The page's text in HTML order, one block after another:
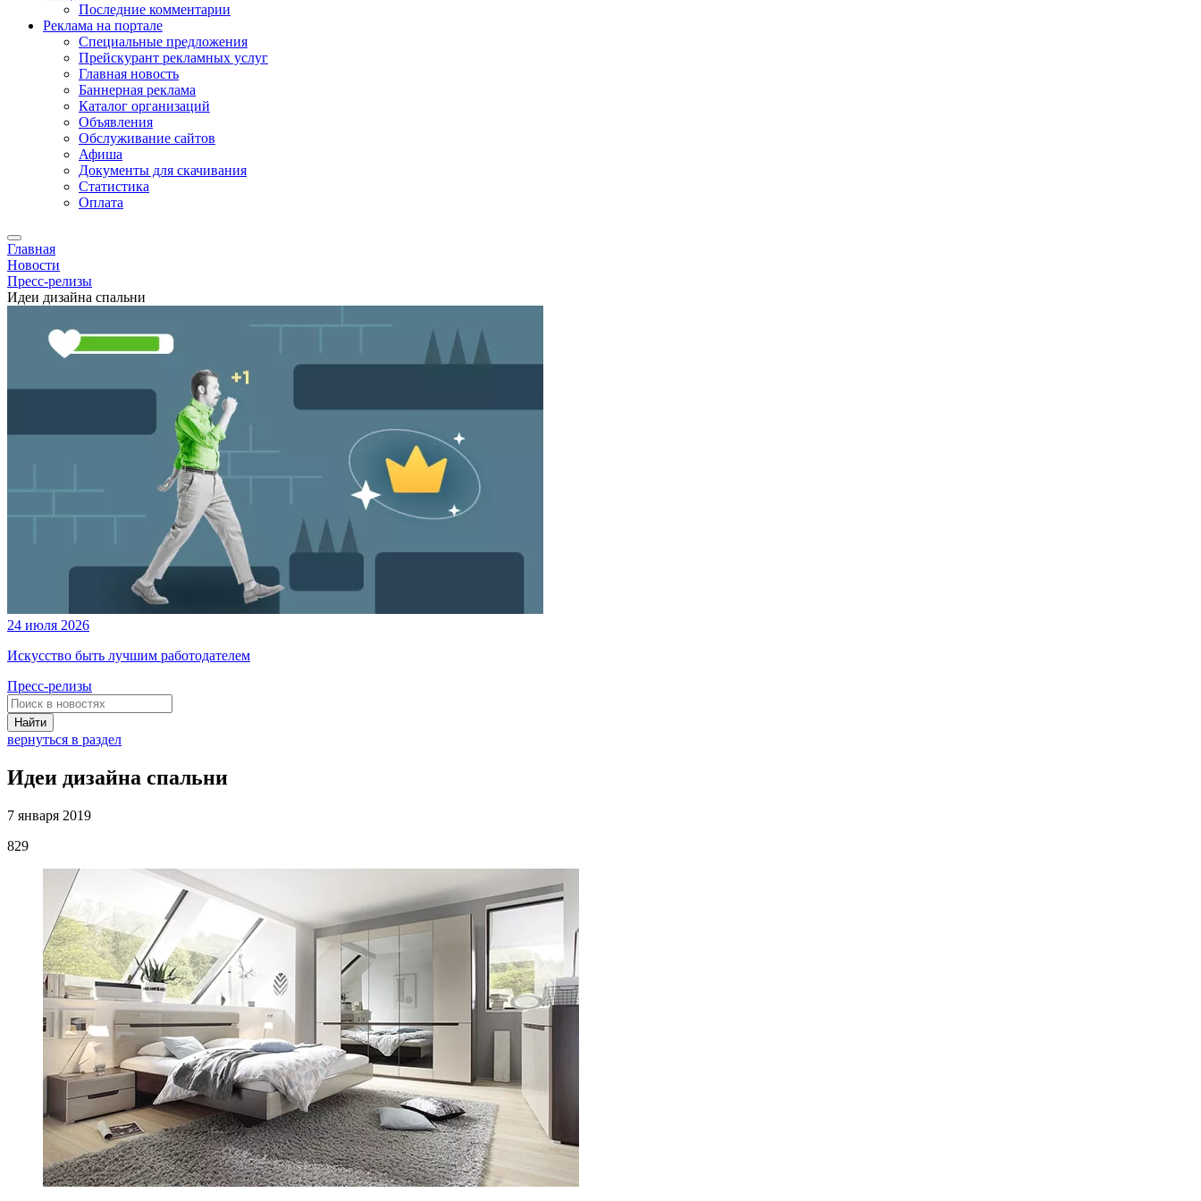
Последние комментарии
Реклама на портале
Специальные предложения
Прейскурант рекламных услуг
Главная новость
Баннерная реклама
Каталог организаций
Объявления
Обслуживание сайтов
Афиша
Документы для скачивания
Статистика
Оплата
Главная
Новости
Пресс-релизы
Идеи дизайна спальни
24 июля 2026
Искусство быть лучшим работодателем
Пресс-релизы
Найти
вернуться в раздел
Идеи дизайна спальни
7 января 2019
829